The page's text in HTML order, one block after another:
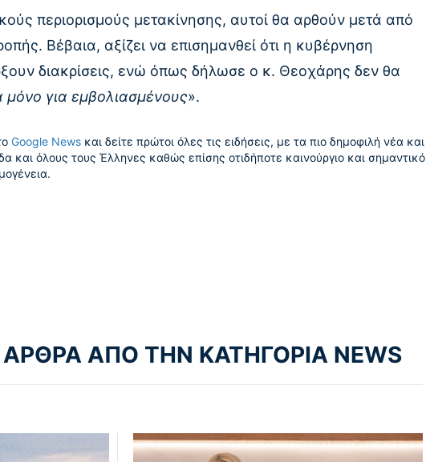
περιορισμούς μετακίνησης, αυτοί θα αρθούν μετά από
Βέβαια, αξίζει να επισημανθεί ότι η κυβέρνηση
διακρίσεις, ενώ όπως δήλωσε ο κ. Θεοχάρης δεν θα
μόνο για εμβολιασμένους».
Google News και δείτε πρώτοι όλες τις ειδήσεις, με τα πιο δημοφιλή νέα και
και όλους τους Έλληνες καθώς επίσης οτιδήποτε καινούργιο και σημαντικό
ΑΠΟ ΤΗΝ ΚΑΤΗΓΟΡΙΑ NEWS